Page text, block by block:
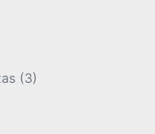
(3)